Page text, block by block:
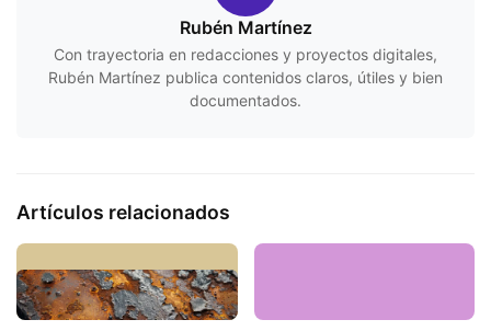
Rubén Martínez
Con trayectoria en redacciones y proyectos digitales,
Rubén Martínez publica contenidos claros, útiles y bien
documentados.
Artículos relacionados